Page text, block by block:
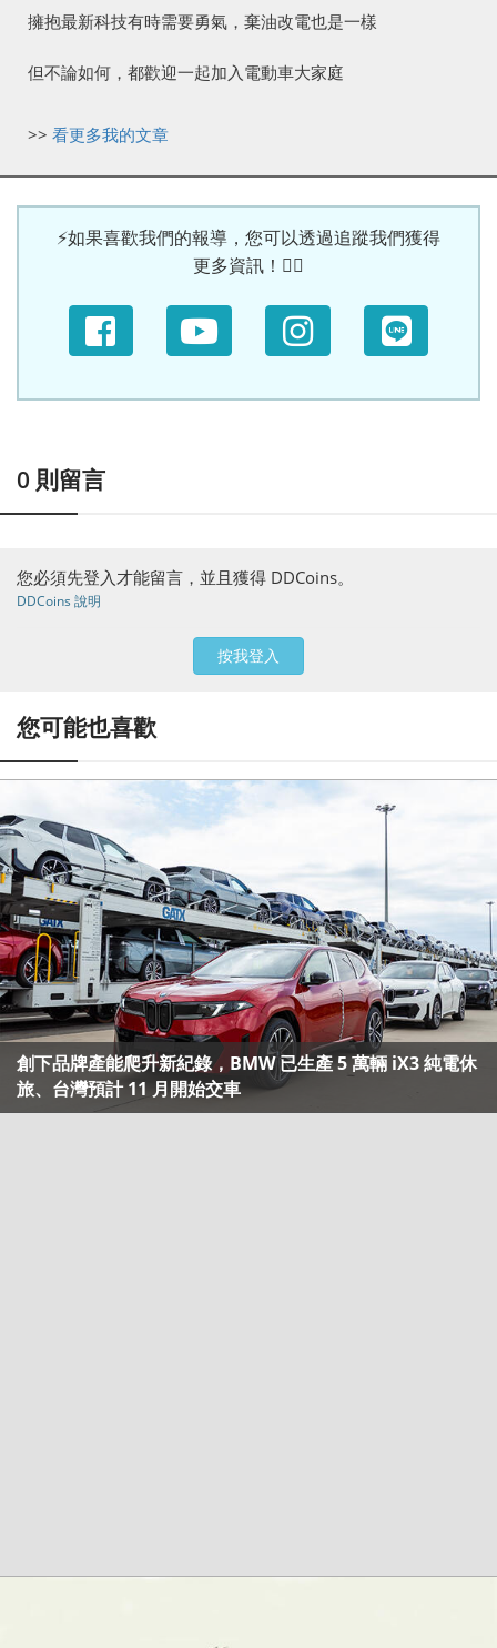
擁抱最新科技有時需要勇氣，棄油改電也是一樣
但不論如何，都歡迎一起加入電動車大家庭
>> 看更多我的文章
⚡如果喜歡我們的報導，您可以透過追蹤我們獲得
更多資訊！🙆‍♀
0 則留言
您必須先登入才能留言，並且獲得 DDCoins。
DDCoins 說明
按我登入
您可能也喜歡
創下品牌產能爬升新紀錄，BMW 已生產 5 萬輛 iX3 純電休
旅、台灣預計 11 月開始交車